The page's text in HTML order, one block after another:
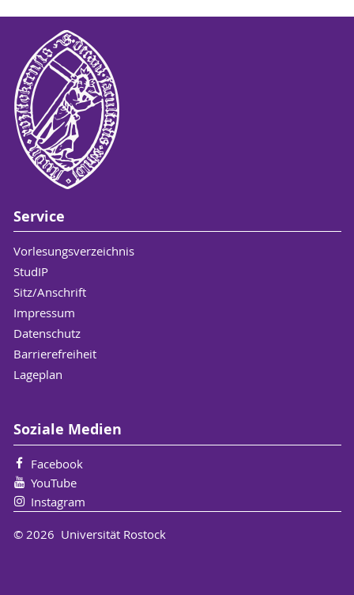
Service
Vorlesungsverzeichnis
StudIP
Sitz/Anschrift
Impressum
Datenschutz
Barrierefreiheit
Lageplan
Soziale Medien
Facebook
YouTube
Instagram
© 2026 Universität Rostock